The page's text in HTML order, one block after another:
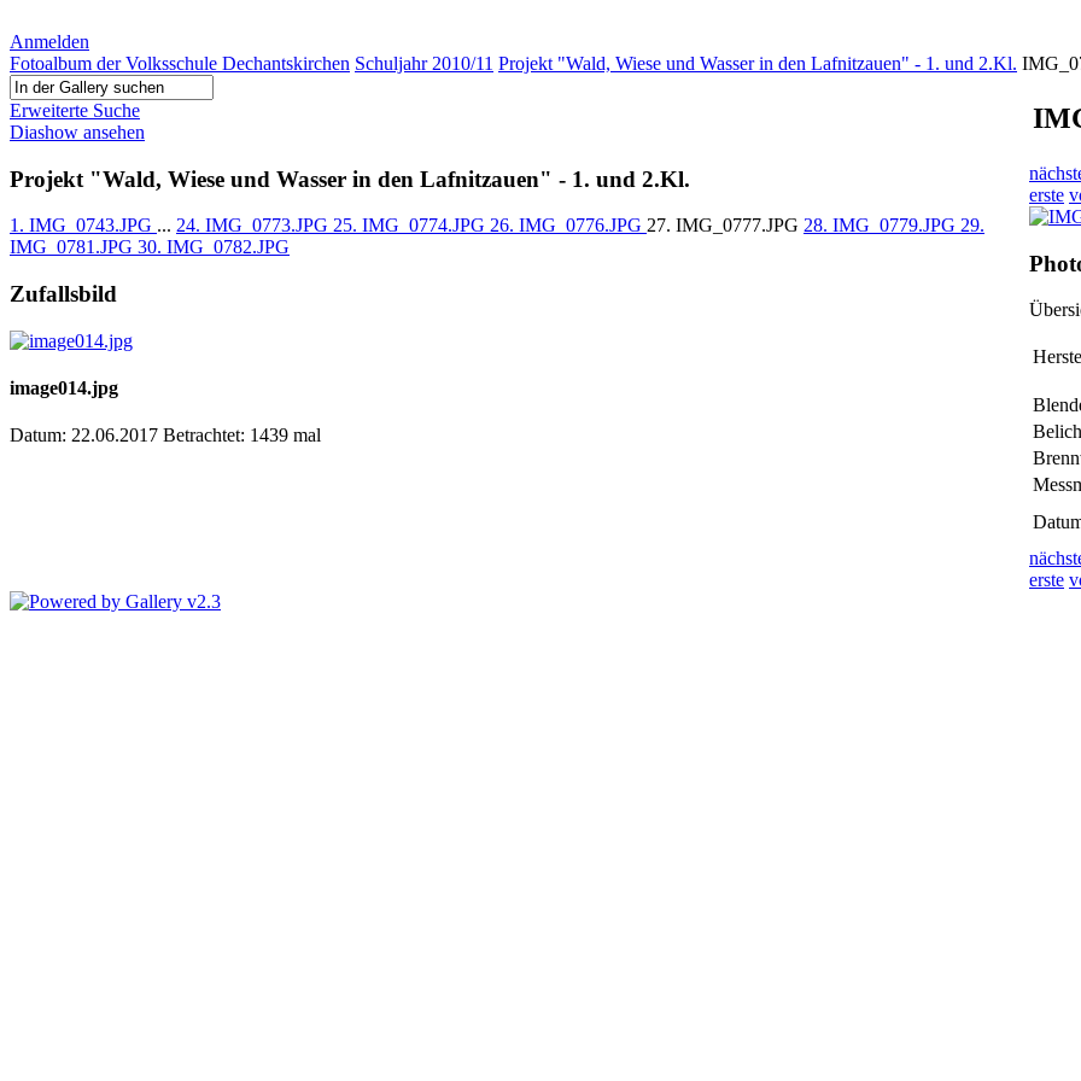
Anmelden
Fotoalbum der Volksschule Dechantskirchen Schuljahr 2010/11 Projekt "Wald, Wiese und Wasser in den Lafnitzauen" - 1. und 2.Kl.
Erweiterte Suche
Diashow ansehen
Projekt "Wald, Wiese und Wasser in den Lafnitzauen" - 1. und 2.Kl.
1. IMG_0743.JPG ... 24. IMG_0773.JPG 25. IMG_0774.JPG 26. IMG_0776.JPG 27. IMG_0777.JPG 28. IMG_0779.JPG 29.
IMG_0781.JPG 30. IMG_0782.JPG
Zufallsbild
image014.jpg
Datum: 22.06.2017 Betrachtet: 1439 mal
erste
erste